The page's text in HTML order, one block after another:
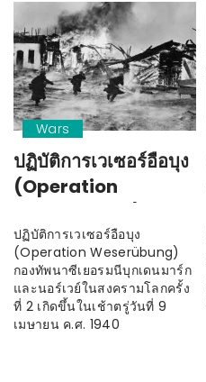
Wars
ปฏิบัติการเวเซอร์อือบุง
(Operation
กองทัพนาซีเยอรมนีบุก
เดนมาร์กและนอร์เวย์
ปฏิบัติการเวเซอร์อือบุง
(Operation Weserübung)
กองทัพนาซีเยอรมนีบุกเดนมาร์ก
และนอร์เวย์ในสงครามโลกครั้ง
ที่ 2 เกิดขึ้นในเช้าตรู่วันที่ 9
เมษายน ค.ศ. 1940